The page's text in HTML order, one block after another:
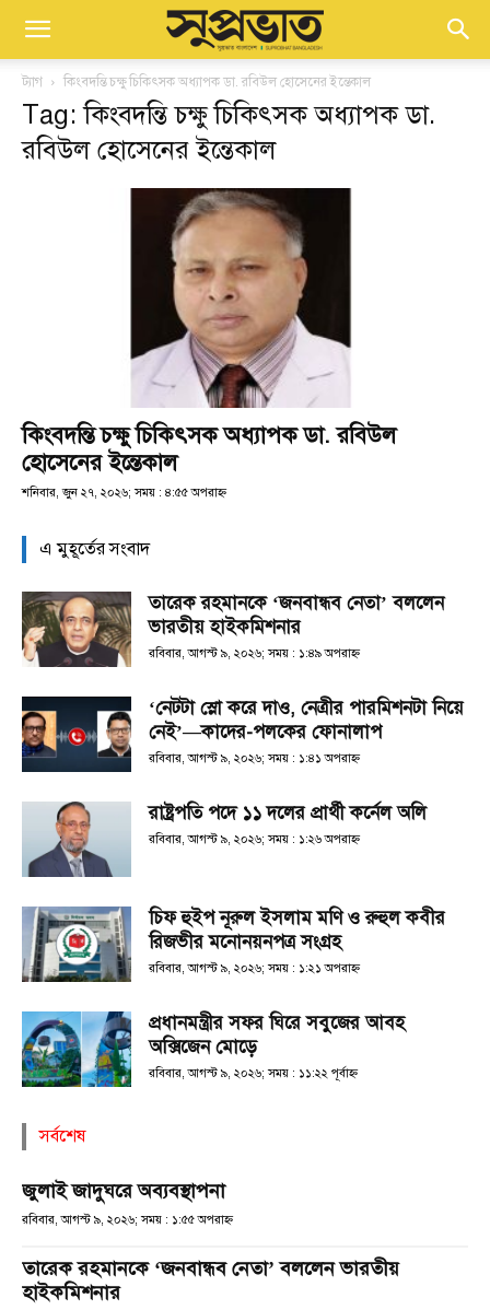
ট্যাগ কিংবদন্তি চক্ষু চিকিৎসক অধ্যাপক ডা. রবিউল হোসেনের ইন্তেকাল
Tag: কিংবদন্তি চক্ষু চিকিৎসক অধ্যাপক ডা.
রবিউল হোসেনের ইন্তেকাল
কিংবদন্তি চক্ষু চিকিৎসক অধ্যাপক ডা. রবিউল
হোসেনের ইন্তেকাল
শনিবার, জুন ২৭, ২০২৬; সময় : ৪:৫৫ অপরাহ্ণ
এ মুহূর্তের সংবাদ
তারেক রহমানকে ‘জনবান্ধব নেতা’ বললেন
ভারতীয় হাইকমিশনার
রবিবার, আগস্ট ৯, ২০২৬; সময় : ১:৪৯ অপরাহ্ণ
‘নেটটা স্লো করে দাও, নেত্রীর পারমিশনটা নিয়ে
নেই’—কাদের-পলকের ফোনালাপ
রবিবার, আগস্ট ৯, ২০২৬; সময় : ১:৪১ অপরাহ্ণ
রাষ্ট্রপতি পদে ১১ দলের প্রার্থী কর্নেল অলি
রবিবার, আগস্ট ৯, ২০২৬; সময় : ১:২৬ অপরাহ্ণ
চিফ হুইপ নূরুল ইসলাম মণি ও রুহুল কবীর
রিজভীর মনোনয়নপত্র সংগ্রহ
রবিবার, আগস্ট ৯, ২০২৬; সময় : ১:২১ অপরাহ্ণ
প্রধানমন্ত্রীর সফর ঘিরে সবুজের আবহ
অক্সিজেন মোড়ে
রবিবার, আগস্ট ৯, ২০২৬; সময় : ১১:২২ পূর্বাহ্ণ
সর্বশেষ
জুলাই জাদুঘরে অব্যবস্থাপনা
রবিবার, আগস্ট ৯, ২০২৬; সময় : ১:৫৫ অপরাহ্ণ
তারেক রহমানকে ‘জনবান্ধব নেতা’ বললেন ভারতীয়
হাইকমিশনার